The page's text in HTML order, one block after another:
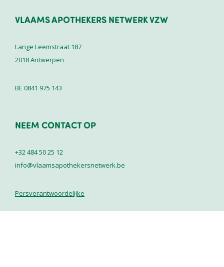
VLAAMS APOTHEKERS NETWERK VZW
Lange Leemstraat 187
2018Antwerpen
BE 0841 975 143
NEEM CONTACT OP
+32 484 50 25 12
info@vlaamsapothekersnetwerk.be
Persverantwoordelijke